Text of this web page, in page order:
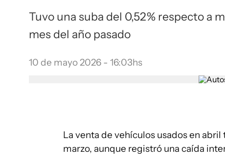
Tuvo una suba del 0,52% respecto a
mes del año pasado
10 de mayo 2026 - 16:03hs
La venta de vehículos usados en
marzo, aunque registró una caída